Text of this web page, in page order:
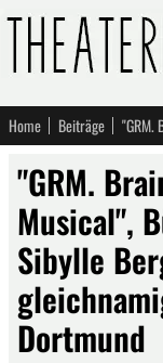
Home Beiträge
"GRM.
Musical",
Sibylle
Dortmund